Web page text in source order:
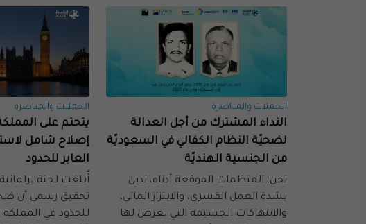
الحملات والمناصرة
النداء المشترك من أجل العدالة
لضحيّة النظام الكفالي في السعوديّة
من الجنسية الهنديّة
نحن، المنظمات الموقعة أدناه، ندين
بشدة العمل القسري، والابتزاز المالي،
والانتهاكات الجسيمة التي تعرض لها
الحملات والمناصرة
يتحتم على
إصلاح شامل
العابر للحدود
أُبلغت لجنة
تحقيق رسمي أن
للحدود في